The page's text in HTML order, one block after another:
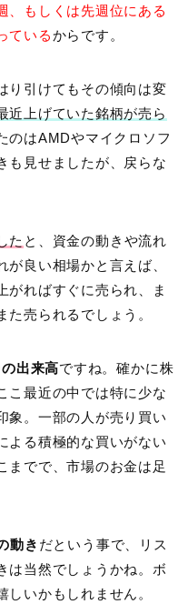
、もしくは先週位にある
ているからです。
り引けてもその傾向は変
近上げていた銘柄が売ら
のはAMDやマイクロソフ
も見せましたが、戻らな
た と、資金の動きや流れ
良い相場かと言えば、
がればすぐに売られ、ま
売られるでしょう。
出来高ですね。確かに株
こ最近の中では特に少な
象。一部の人が売り買い
よる積極的な買いがない
までで、市場のお金は足
動き だという事で、リス
は当然でしょうかね。ボ
いかもしれません。